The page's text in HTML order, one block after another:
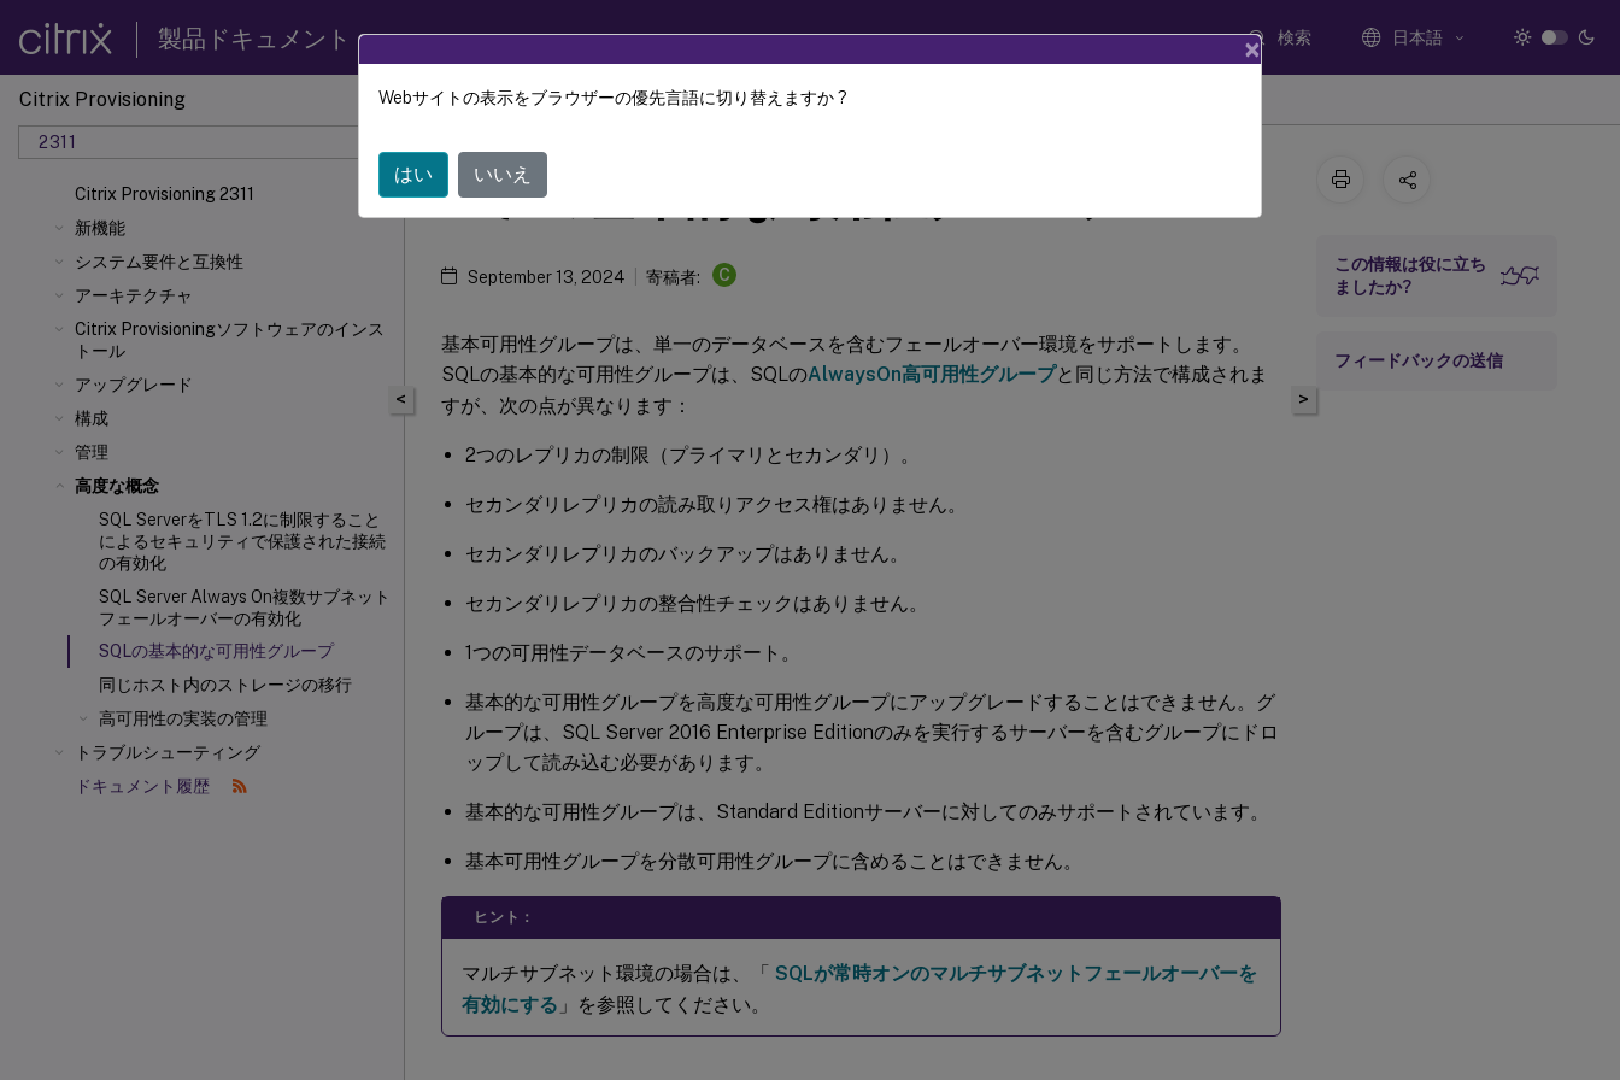
製品ドキュメント 検索 日本語
Citrix Provisioning
2311
Citrix Provisioning 2311
新機能
システム要件と互換性
アーキテクチャ
Citrix Provisioningソフトウェアのインス
トール
アップグレード
構成
管理
高度な概念
SQL ServerをTLS 1.2に制限すること
によるセキュリティで保護された接続
の有効化
SQL Server Always On複数サブネット
フェールオーバーの有効化
SQLの基本的な可用性グループ
同じホスト内のストレージの移行
高可用性の実装の管理
トラブルシューティング
ドキュメント履歴
Citrix Provisioning Citrix Provisioning 2311
<
SQLの基本的な可用性グループ
September 13, 2024 寄稿者: C
基本可用性グループは、単一のデータベースを含むフェールオーバー環境をサポートします。
SQLの基本的な可用性グループは、SQLのAlwaysOn高可用性グループと同じ方法で構成されま
すが、次の点が異なります：
2つのレプリカの制限（プライマリとセカンダリ）。
セカンダリレプリカの読み取りアクセス権はありません。
セカンダリレプリカのバックアップはありません。
セカンダリレプリカの整合性チェックはありません。
1つの可用性データベースのサポート。
基本的な可用性グループを高度な可用性グループにアップグレードすることはできません。グ
ループは、SQL Server 2016 Enterprise Editionのみを実行するサーバーを含むグループにドロ
ップして読み込む必要があります。
基本的な可用性グループは、Standard Editionサーバーに対してのみサポートされています。
基本可用性グループを分散可用性グループに含めることはできません。
ヒント：
マルチサブネット環境の場合は、「 SQLが常時オンのマルチサブネットフェールオーバーを
有効にする 」を参照してください。
>
この情報は役に立ち
ましたか?
フィードバックの送信
×
Webサイトの表示をブラウザーの優先言語に切り替えますか ?
はい いいえ